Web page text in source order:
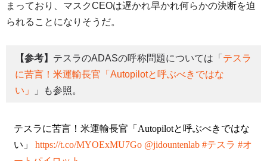
まっており、マスクCEOは遅かれ早かれ何らかの決断を迫
られることになりそうだ。
【参考】 テスラのADASの呼称問題については「 テスラ
に苦言！米運輸長官「Autopilotと呼ぶべきではな
い」
」も参照。
テスラに苦言！米運輸長官「Autopilotと呼ぶべきではな
い」 https://t.co/MYOExMU7Go @jidountenlab #テスラ #オ